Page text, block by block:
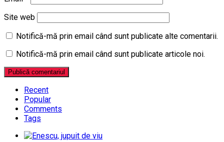
Site web
Notifică-mă prin email când sunt publicate alte comentarii.
Notifică-mă prin email când sunt publicate articole noi.
Recent
Popular
Comments
Tags